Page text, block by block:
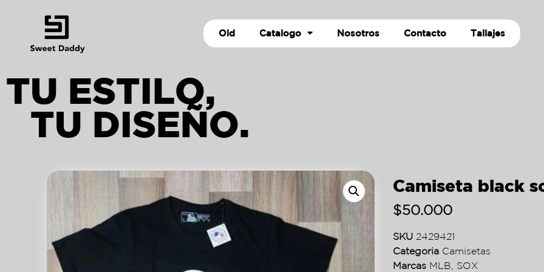
Old Catalogo Nosotros Contacto Tallajes
TU ESTILO,
TU DISEÑO.
Camiseta black
$50.000
SKU 2429421
Categoria Camisetas
Marcas MLB SOX